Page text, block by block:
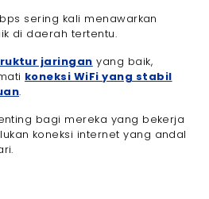
sering kali menawarkan
di daerah tertentu.
jaringan yang baik,
koneksi WiFi yang stabil
.
bagi mereka yang bekerja
koneksi internet yang andal